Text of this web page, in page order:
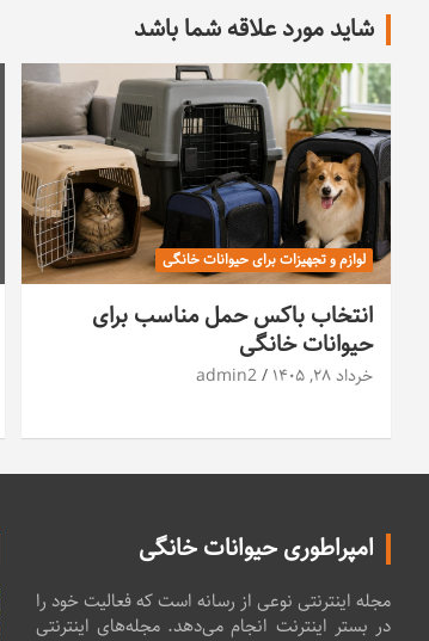
شاید مورد علاقه شما باشد
لوازم و تجهیزات برای حیوانات خانگی
انتخاب باکس حمل مناسب برای
حیوانات خانگی
خرداد ۲۸, ۱۴۰۵ admin2
امپراطوری حیوانات خانگی
مجله اینترنتی نوعی از رسانه است که فعالیت خود را
در بستر اینترنت انجام می‌دهد. مجله‌های اینترنتی